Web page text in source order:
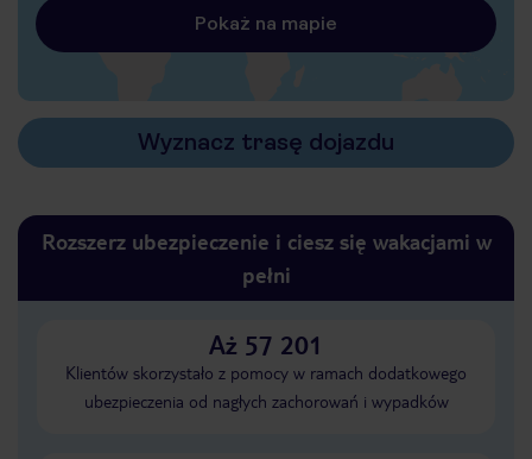
Pokaż na mapie
Wyznacz trasę dojazdu
Rozszerz ubezpieczenie i ciesz się wakacjami w
pełni
Aż 57 201
Klientów skorzystało z pomocy w ramach dodatkowego
ubezpieczenia od nagłych zachorowań i wypadków